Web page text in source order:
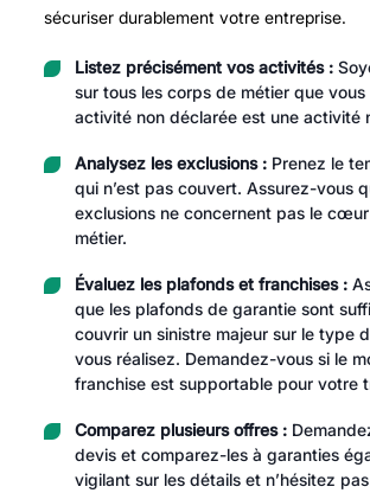
sécuriser durablement votre entreprise.
Listez précisément vos activités :
sur tous les corps de métier que
activité non déclarée est une activité
Analysez les exclusions :Prenez le
qui n’est pas couvert. Assurez-vous
exclusions ne concernent pas le
métier.
Évaluez les plafonds et franchises :
que les plafonds de garantie sont
couvrir un sinistre majeur sur le type
vous réalisez. Demandez-vous si le
franchise est supportable pour votre
Comparez plusieurs offres :
devis et comparez-les à garanties
vigilant sur les détails et n’hésitez